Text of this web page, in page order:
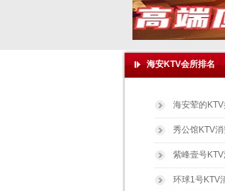
海安KTV会所排名
海安荤的KTV
秀公馆KTV
紫峰壹号
环球1号KTV